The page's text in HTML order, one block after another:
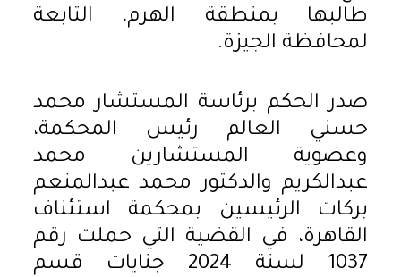
طالبها بمنطقة الهرم، التابعة
لمحافظة الجيزة.
صدر الحكم برئاسة المستشار محمد
حسني العالم رئيس المحكمة،
وعضوية المستشارين محمد
عبدالكريم والدكتور محمد عبدالمنعم
بركات الرئيسين بمحكمة استئناف
القاهرة، في القضية التي حملت رقم
1037 لسنة 2024 جنايات قسم